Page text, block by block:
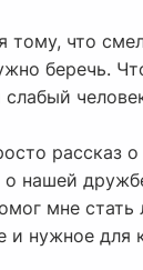
тому, что
беречь.
рассказ
нашей
мне
и нужное для